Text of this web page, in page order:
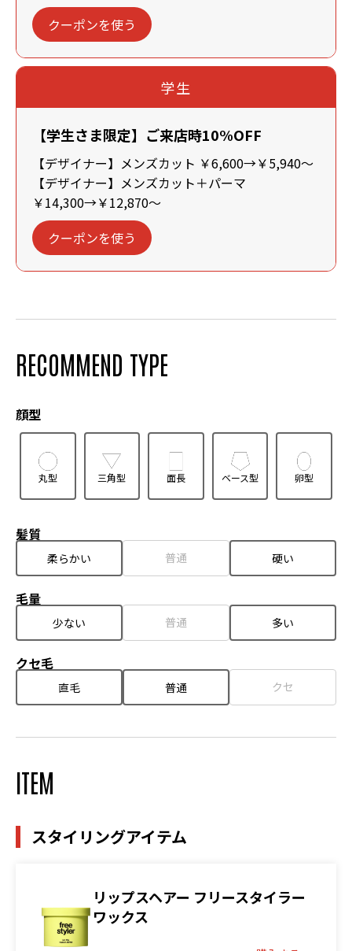
クーポンを使う
学生
【学生さま限定】ご来店時10%OFF
【デザイナー】メンズカット ￥6,600→￥5,940～
【デザイナー】メンズカット＋パーマ
￥14,300→￥12,870～
クーポンを使う
RECOMMEND TYPE
顔型
丸型 三角型 面長 ベース型 卵型
髪質
柔らかい 普通 硬い
毛量
少ない 普通 多い
クセ毛
直毛 普通 クセ
ITEM
スタイリングアイテム
リップスヘアー フリースタイラー
ワックス